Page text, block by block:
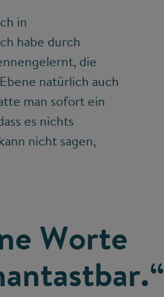
in
habe durch
die
natürlich auch
man sofort ein
es nichts
nicht sagen,
Worte